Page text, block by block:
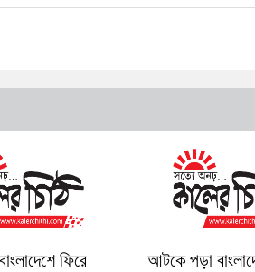
ফিরে
আটকে পড়া